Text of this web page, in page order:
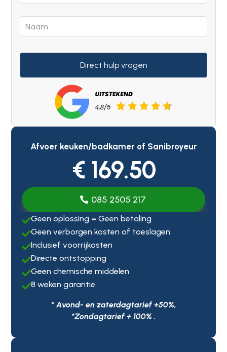
Direct hulp vragen
Afvoer keuken/badkamer of Sanibroyeur
€ 169.50
085 2505 217
Geen oplossing = Geen betaling
Geen verborgen kosten of toeslagen
Inclusief voorrijkosten
Directe ontstopping
Geen chemische middelen
8 weken garantie
* Avond- en zaterdagtarief +50%,
*Zondagtarief + 100% .